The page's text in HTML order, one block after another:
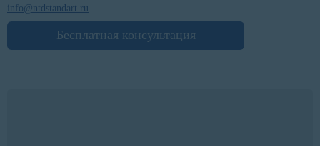
info@ntdstandart.ru
Бесплатная консультация